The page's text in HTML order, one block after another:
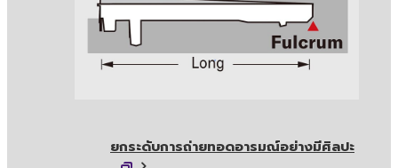
ยกระดับการถ่ายทอดอารมณ์อย่างมีศิลปะ